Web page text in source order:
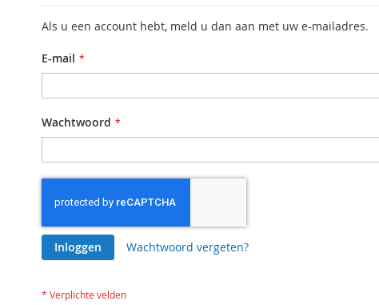
Als u een account hebt, meld u dan aan met uw e-mailadres.
E-mail
Wachtwoord
Inloggen Wachtwoord vergeten?